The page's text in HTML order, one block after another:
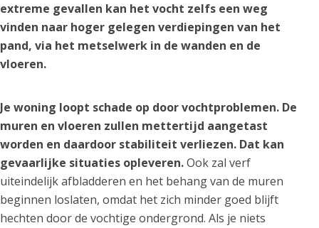
extreme gevallen kan het vocht zelfs een weg
vinden naar hoger gelegen verdiepingen van het
pand, via het metselwerk in de wanden en de
vloeren.
Je woning loopt schade op door vochtproblemen. De
muren en vloeren zullen mettertijd aangetast
worden en daardoor stabiliteit verliezen. Dat kan
gevaarlijke situaties opleveren.Ook zal verf
uiteindelijk afbladderen en het behang van de muren
beginnen loslaten, omdat het zich minder goed blijft
hechten door de vochtige ondergrond. Als je niets